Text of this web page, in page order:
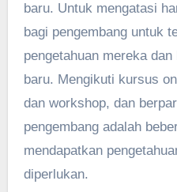
baru. Untuk mengatasi
bagi pengembang untuk
pengetahuan mereka
baru. Mengikuti kursus
dan workshop, dan
pengembang adalah
mendapatkan
diperlukan.